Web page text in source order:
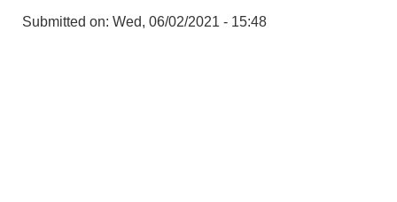
Submitted on: Wed, 06/02/2021 - 15:48